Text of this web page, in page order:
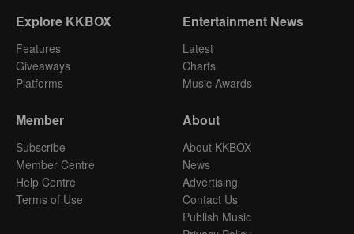
Explore KKBOX
Features
Giveaways
Platforms
Entertainment News
Latest
Charts
Music Awards
Member
Subscribe
Member Centre
Help Centre
Terms of Use
About
About KKBOX
News
Advertising
Contact Us
Publish Music